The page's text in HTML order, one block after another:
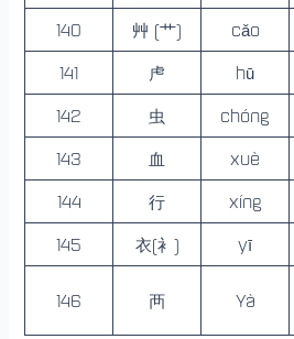
140 艸 (艹) cǎo
141
虍 hū
142
虫 chóng
143
血 xuè
144
行 xíng
145
衣(衤) yī
146 襾 Yà